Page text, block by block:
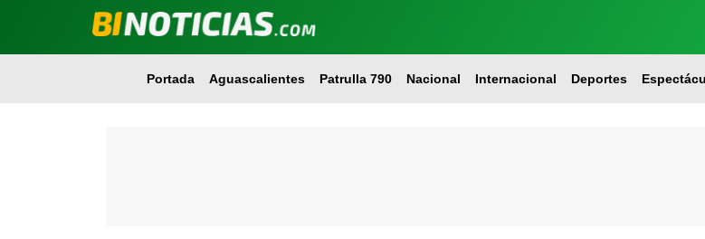
Portada Aguascalientes Patrulla 790 Nacional Internacional Deportes